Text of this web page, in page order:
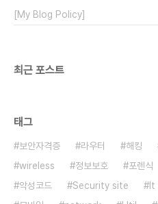
[My Blog Policy]
최근 포스트
태그
보안자격증 라우터 해킹
wireless
정보보호 포렌식
악성코드
Security site It